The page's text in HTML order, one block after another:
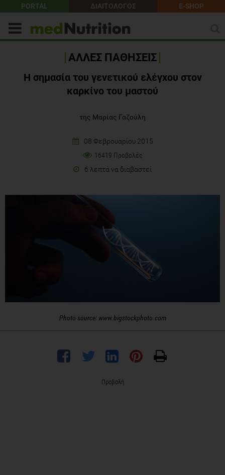
PORTAL ΔΙΑΙΤΟΛΟΓΟΣ E-SHOP
ΑΛΛΕΣ ΠΑΘΗΣΕΙΣ
Η σημασία του γενετικού ελέγχου στον
καρκίνο του μαστού
της Μαρίας Γαζούλη
08 Φεβρουαρίου 2015
16419 Προβολές
6 λεπτά να διαβαστεί
Photo source: www.bigstockphoto.com
Προβολή